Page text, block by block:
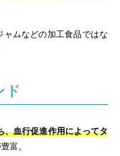
ムなどの加工食品ではな
ド
、血行促進作用によってタ
富。